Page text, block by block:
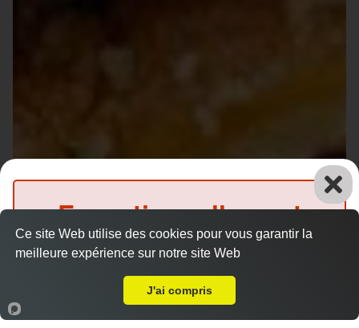
Accueil Panier Compte
Exceptionnellement
fermé
(Précommande possible)
Ce site Web utilise des cookies pour vous garantir la
meilleure expérience sur notre site Web
J'ai compris